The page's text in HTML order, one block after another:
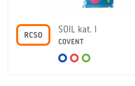
RCSO
SOIL kat. I
COVENT